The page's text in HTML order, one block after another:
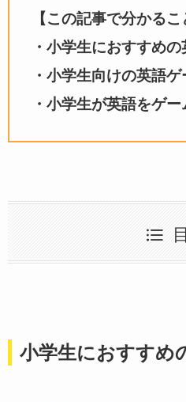
【この記事で分かるこ
・小学生におすすめ
・小学生向けの英語
・小学生が英語をゲ
小学生におすすめ